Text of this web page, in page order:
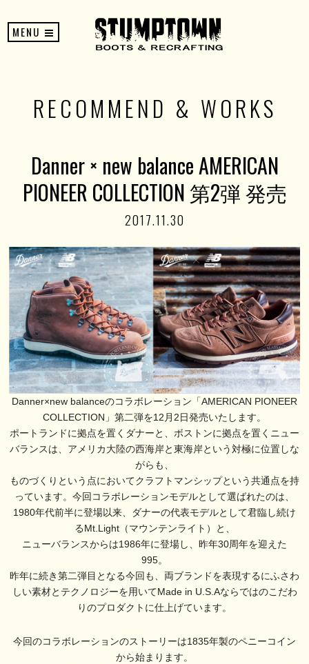
MENU
RECOMMEND & WORKS
Danner × new balance AMERICAN
PIONEER COLLECTION 第2弾 発売
2017.11.30
Danner×new balanceのコラボレーション「AMERICAN PIONEER
COLLECTION」第二弾を12月2日発売いたします。
ポートランドに拠点を置くダナーと、ボストンに拠点を置くニュー
バランスは、アメリカ大陸の西海岸と東海岸という対極に位置しな
がらも、
ものづくりという点においてクラフトマンシップという共通点を持
っています。今回コラボレーションモデルとして選ばれたのは、
1980年代前半に登場以来、ダナーの代表モデルとして君臨し続け
るMt.Light（マウンテンライト）と、
ニューバランスからは1986年に登場し、昨年30周年を迎えた
995。
昨年に続き第二弾目となる今回も、両ブランドを表現するにふさわ
しい素材とテクノロジーを用いてMade in U.S.Aならではのこだわ
りのプロダクトに仕上げています。
今回のコラボレーションのストーリーは1835年製のペニーコイン
から始まります。